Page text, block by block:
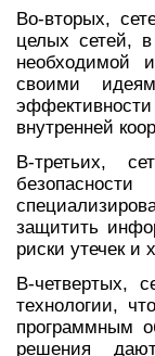
Во-вторых,
целых сетей,
необходимой
своими
внутренней
В-третьих,
защитить
риски утечек и
В-четвертых,
технологии,
программным
решения